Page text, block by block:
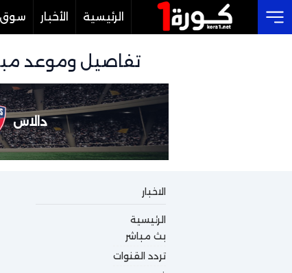
الرئيسية الأخبار سوق
تفاصيل وموعد مباراة دالاس و
دالاس
الاخبار
الرئيسية
بث مباشر
تردد القنوات